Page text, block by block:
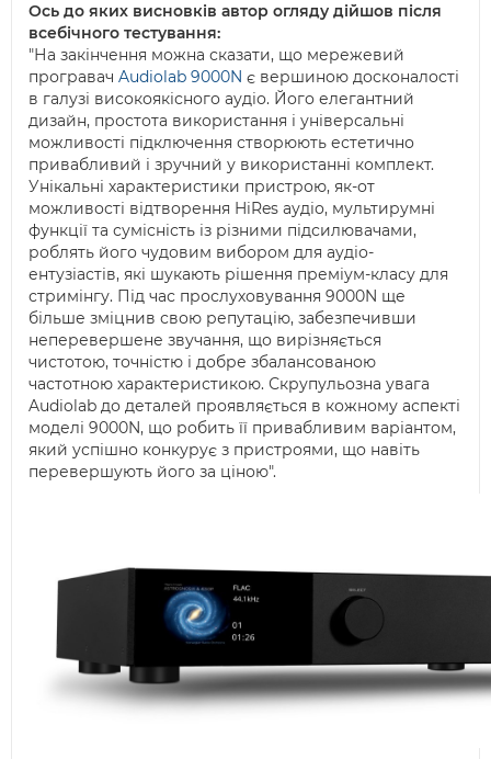
Ось до яких висновків автор огляду дійшов після
всебічного тестування:
"На закінчення можна сказати, що мережевий
програвач Audiolab 9000N є вершиною досконалості
в галузі високоякісного аудіо. Його елегантний
дизайн, простота використання і універсальні
можливості підключення створюють естетично
привабливий і зручний у використанні комплект.
Унікальні характеристики пристрою, як-от
можливості відтворення HiRes аудіо, мультирумні
функції та сумісність із різними підсилювачами,
роблять його чудовим вибором для аудіо-
ентузіастів, які шукають рішення преміум-класу для
стримінгу. Під час прослуховування 9000N ще
більше зміцнив свою репутацію, забезпечивши
неперевершене звучання, що вирізняється
чистотою, точністю і добре збалансованою
частотною характеристикою. Скрупульозна увага
Audiolab до деталей проявляється в кожному аспекті
моделі 9000N, що робить її привабливим варіантом,
який успішно конкурує з пристроями, що навіть
перевершують його за ціною".